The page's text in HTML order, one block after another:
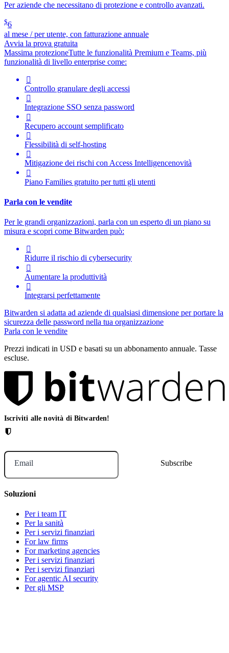
Per aziende che necessitano di protezione e controllo avanzati.
$6
al mese / per utente, con fatturazione annuale
Avvia la prova gratuita
Massima protezioneTutte le funzionalità Premium e Teams, più
funzionalità di livello enterprise come:

Controllo granulare degli accessi

Integrazione SSO senza password

Recupero account semplificato

Flessibilità di self-hosting

Mitigazione dei rischi con Access Intelligencenovità

Piano Families gratuito per tutti gli utenti
Parla con le vendite
Per le grandi organizzazioni, parla con un esperto di un piano su
misura e scopri come Bitwarden può:

Ridurre il rischio di cybersecurity

Aumentare la produttività

Integrarsi perfettamente
Bitwarden si adatta ad aziende di qualsiasi dimensione per portare la
sicurezza delle password nella tua organizzazione
Parla con le vendite
Prezzi indicati in USD e basati su un abbonamento annuale. Tasse
escluse.
Iscriviti alle novità di Bitwarden!
Email
Soluzioni
Per i team IT
Per la sanità
Per i servizi finanziari
For law firms
For marketing agencies
Per i servizi finanziari
Per i servizi finanziari
For agentic AI security
Per gli MSP